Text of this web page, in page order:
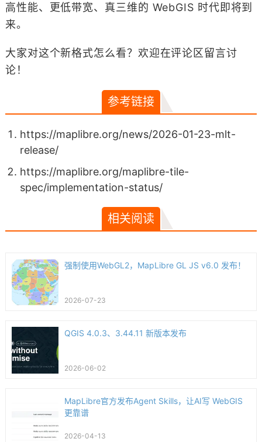
高性能、更低带宽、真三维的 WebGIS 时代即将到
来。
大家对这个新格式怎么看？欢迎在评论区留言讨
论！
参考链接
https://maplibre.org/news/2026-01-23-mlt-
release/
https://maplibre.org/maplibre-tile-
spec/implementation-status/
相关阅读
强制使用WebGL2，MapLibre GL JS v6.0 发布！
2026-07-23
QGIS 4.0.3、3.44.11 新版本发布
2026-06-02
MapLibre官方发布Agent Skills，让AI写 WebGIS
更靠谱
2026-04-13